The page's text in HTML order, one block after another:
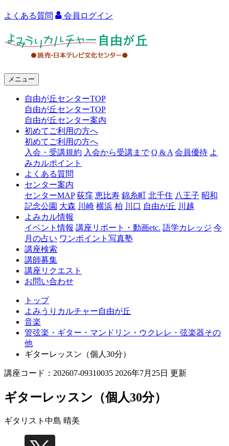
よくある質問 会員ログイン
ャ
由
丘
メニュー
自由が丘センターTOP
自由が丘センターTOP
自由が丘センター案内
初めてご利用の方へ
初めてご利用の方へ
入会・受講規約 入会から受講まで Q & A 会員優待 よ
みカルポイント
よくある質問
センター案内
センターMAP 荻窪 恵比寿 錦糸町 北千住 八王子 昭和
記念公園 大森 川崎 横浜 柏 川口 自由が丘 川越
よみカル情報
イベント情報 講座リポート・動画etc. 語学カレッジ 今
月の占い ワンポイント写真塾
講座検索
講師募集
講座リクエスト
お問い合わせ
トップ
よみうりカルチャー自由が丘
音楽
管弦楽・ギター・マンドリン・ウクレレ・弦楽器その
他
ギターレッスン（個人30分）
講座コード：202607-09310035 2026年7月25日 更新
ギターレッスン（個人30分）
ギタリスト 中島 晴美